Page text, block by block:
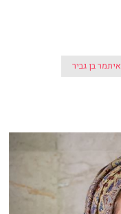
איתמר בן גביר